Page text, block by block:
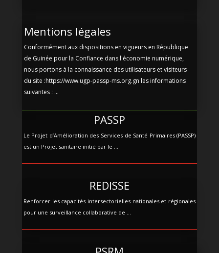
Mentions légales
Conformément aux dispositions en vigueurs en République
de Guinée pour la Confiance dans l'économie numérique,
nous portons à la connaissance des utilisateurs et visiteurs
du site :https://www.ugp-passp-ms.org.gn les informations
suivantes : ...
PASSP
Le Projet d’Amélioration des Services de Santé Primaires (PASSP)
est un Projet sanitaire initié par le ...
REDISSE
Renforcer les capacités intersectorielles nationales et régionales
pour une surveillance collaborative de ...